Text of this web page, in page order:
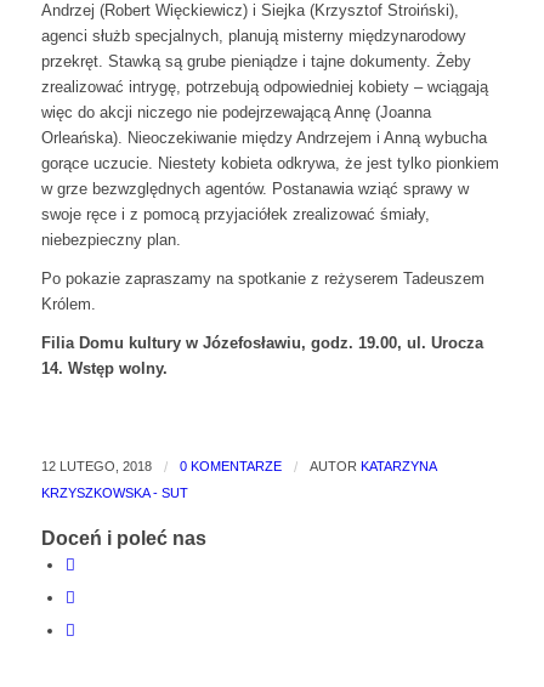
Andrzej (Robert Więckiewicz) i Siejka (Krzysztof Stroiński),
agenci służb specjalnych, planują misterny międzynarodowy
przekręt. Stawką są grube pieniądze i tajne dokumenty. Żeby
zrealizować intrygę, potrzebują odpowiedniej kobiety – wciągają
więc do akcji niczego nie podejrzewającą Annę (Joanna
Orleańska). Nieoczekiwanie między Andrzejem i Anną wybucha
gorące uczucie. Niestety kobieta odkrywa, że jest tylko pionkiem
w grze bezwzględnych agentów. Postanawia wziąć sprawy w
swoje ręce i z pomocą przyjaciółek zrealizować śmiały,
niebezpieczny plan.
Po pokazie zapraszamy na spotkanie z reżyserem Tadeuszem
Królem.
Filia Domu kultury w Józefosławiu, godz. 19.00, ul. Urocza
14. Wstęp wolny.
12 LUTEGO, 2018 / 0 KOMENTARZE / AUTOR KATARZYNA
KRZYSZKOWSKA - SUT
Doceń i poleć nas